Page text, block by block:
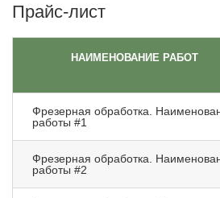
Прайс-лист
НАИМЕНОВАНИЕ РАБОТ
Фрезерная обработка.
работы #1
Фрезерная обработка.
работы #2